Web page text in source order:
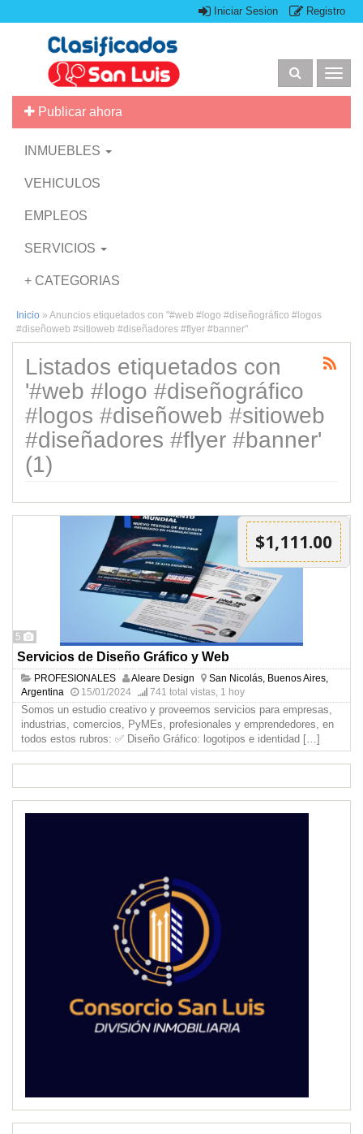
Iniciar Sesion Registro
Publicar ahora
INMUEBLES
VEHICULOS
EMPLEOS
SERVICIOS
+ CATEGORIAS
Inicio » Anuncios etiquetados con "#web #logo #diseñográfico #logos
#diseñoweb #sitioweb #diseñadores #flyer #banner"
Listados etiquetados con
'#web #logo #diseñográfico
#logos #diseñoweb #sitioweb
#diseñadores #flyer #banner'
(1)
5
$1,111.00
Servicios de Diseño Gráfico y Web
PROFESIONALES Aleare Design
San Nicolás, Buenos Aires,
Argentina
15/01/2024 741 total vistas, 1 hoy
Somos un estudio creativo y proveemos servicios para empresas,
industrias, comercios, PyMEs, profesionales y emprendedores, en
todos estos rubros: ✅ Diseño Gráfico: logotipos e identidad […]